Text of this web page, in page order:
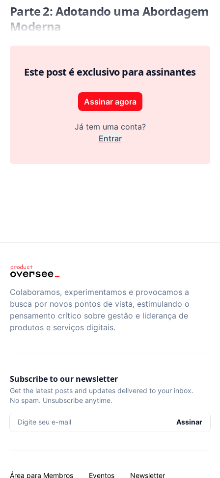
Parte 2: Adotando uma Abordagem
Moderna
Este post é exclusivo para assinantes
Assinar agora
Já tem uma conta?
Entrar
Colaboramos, experimentamos e provocamos a
busca por novos pontos de vista, estimulando o
pensamento crítico sobre gestão e liderança de
produtos e serviços digitais.
Subscribe to our newsletter
Get the latest posts and updates delivered to your inbox.
No spam. Unsubscribe anytime.
Digite seu e-mail Assinar
Área para Membros Eventos Newsletter